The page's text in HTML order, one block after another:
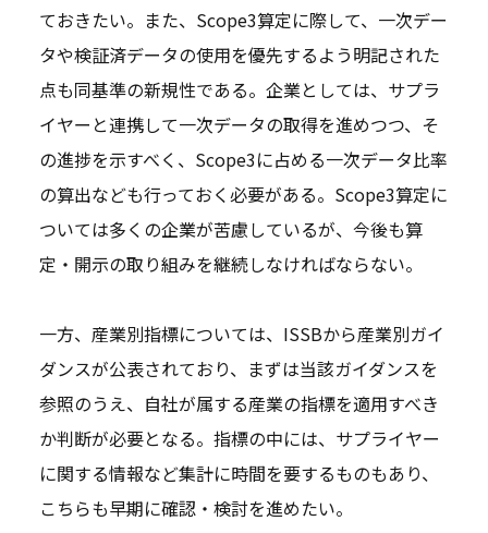
ておきたい。また、Scope3算定に際して、一次デー
タや検証済データの使用を優先するよう明記された
点も同基準の新規性である。企業としては、サプラ
イヤーと連携して一次データの取得を進めつつ、そ
の進捗を示すべく、Scope3に占める一次データ比率
の算出なども行っておく必要がある。Scope3算定に
ついては多くの企業が苦慮しているが、今後も算
定・開示の取り組みを継続しなければならない。
一方、産業別指標については、ISSBから産業別ガイ
ダンスが公表されており、まずは当該ガイダンスを
参照のうえ、自社が属する産業の指標を適用すべき
か判断が必要となる。指標の中には、サプライヤー
に関する情報など集計に時間を要するものもあり、
こちらも早期に確認・検討を進めたい。